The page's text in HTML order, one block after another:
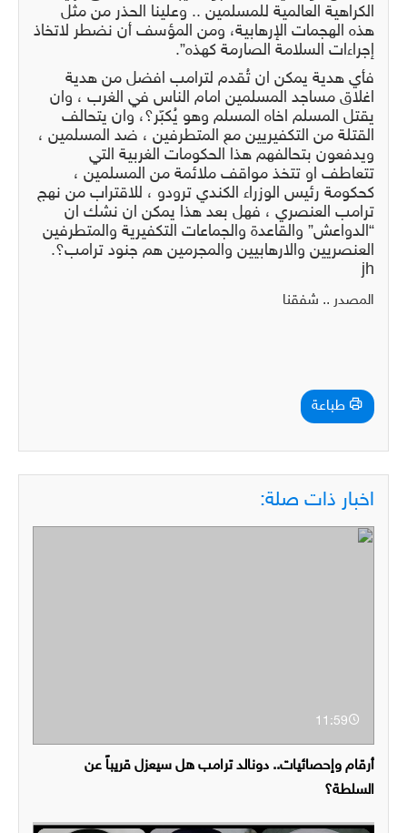
الكراهية العالمية للمسلمين .. وعلينا الحذر من مثل
هذه الهجمات الإرهابية، ومن المؤسف أن نضطر لاتخاذ
إجراءات السلامة الصارمة كهذه”.
فأي هدية يمكن ان تُقدم لترامب افضل من هدية
اغلاق مساجد المسلمين امام الناس في الغرب ، وان
يقتل المسلم اخاه المسلم وهو يُكبّر؟، وان يتحالف
القتلة من التكفيريين مع المتطرفين ، ضد المسلمين ،
ويدفعون بتحالفهم هذا الحكومات الغربية التي
تتعاطف او تتخذ مواقف ملائمة من المسلمين ،
كحكومة رئيس الوزراء الكندي ترودو ، للاقتراب من نهج
ترامب العنصري ، فهل بعد هذا يمكن ان نشك ان
“الدواعش” والقاعدة والجماعات التكفيرية والمتطرفين
العنصريين والارهابيين والمجرمين هم جنود ترامب؟.
jh
المصدر .. شفقنا
طباعة
اخبار ذات صلة:
11:59
أرقام وإحصائيات.. دونالد ترامب هل سيعزل قريباً عن
السلطة؟